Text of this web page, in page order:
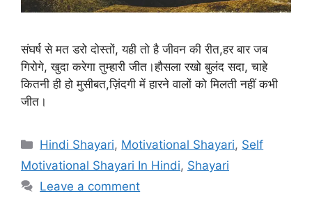
संघर्ष से मत डरो दोस्तों, यही तो है जीवन की रीत,हर बार जब
गिरोगे, खुदा करेगा तुम्हारी जीत।हौसला रखो बुलंद सदा, चाहे
कितनी ही हो मुसीबत,ज़िंदगी में हारने वालों को मिलती नहीं कभी
जीत।
Categories
Hindi Shayari, Motivational Shayari, Self
Motivational Shayari In Hindi, Shayari
Leave a comment